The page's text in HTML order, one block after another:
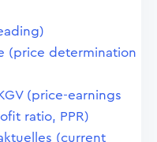
(price determination
(price-earnings
ratio, PPR)
(current